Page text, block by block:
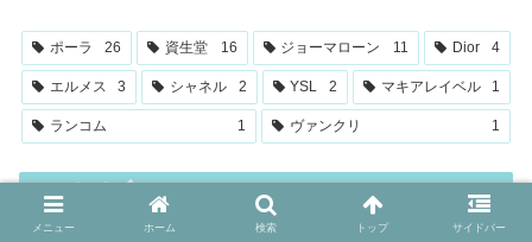
ポーラ 26 資生堂 16 ジョーマローン 11 Dior 4
エルメス 3 シャネル 2 YSL 2 マキアレイベル 1
ランコム 1 ヴァンクリ 1
アーカイブ
メニュー ホーム 検索 トップ サイドバー